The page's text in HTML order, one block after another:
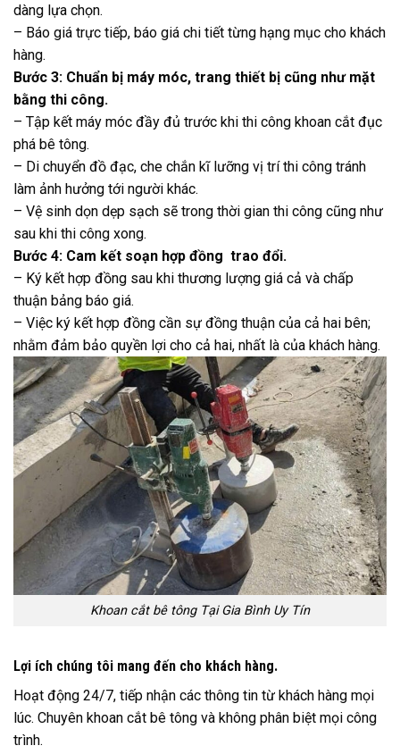
dàng lựa chọn.
– Báo giá trực tiếp, báo giá chi tiết từng hạng mục cho khách
hàng.
Bước 3: Chuẩn bị máy móc, trang thiết bị cũng như mặt
bằng thi công.
– Tập kết máy móc đầy đủ trước khi thi công khoan cắt đục
phá bê tông.
– Di chuyển đồ đạc, che chắn kĩ lưỡng vị trí thi công tránh
làm ảnh hưởng tới người khác.
– Vệ sinh dọn dẹp sạch sẽ trong thời gian thi công cũng như
sau khi thi công xong.
Bước 4: Cam kết soạn hợp đồng trao đổi.
– Ký kết hợp đồng sau khi thương lượng giá cả và chấp
thuận bảng báo giá.
– Việc ký kết hợp đồng cần sự đồng thuận của cả hai bên;
nhằm đảm bảo quyền lợi cho cả hai, nhất là của khách hàng.
Khoan cắt bê tông Tại Gia Bình Uy Tín
Lợi ích chúng tôi mang đến cho khách hàng.
Hoạt động 24/7, tiếp nhận các thông tin từ khách hàng mọi
lúc. Chuyên khoan cắt bê tông và không phân biệt mọi công
trình.